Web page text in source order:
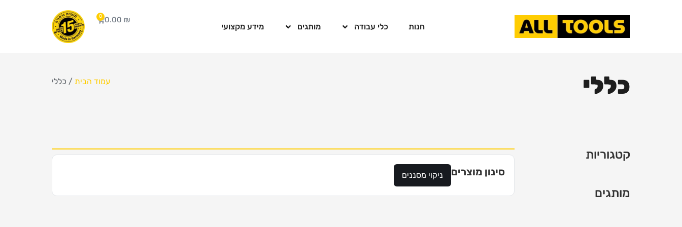
חנות כלי עבודה מותגים מידע מקצועי
0.00 ₪
0
כללי עמוד הבית / כללי
קטגוריות
מותגים
סינון מוצרים ניקוי מסננים